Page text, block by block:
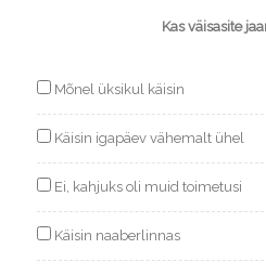
Kas väisasite
Mõnel üksikul käisin
Käisin igapäev vähemalt ühel
Ei, kahjuks oli muid toimetusi
Käisin naaberlinnas